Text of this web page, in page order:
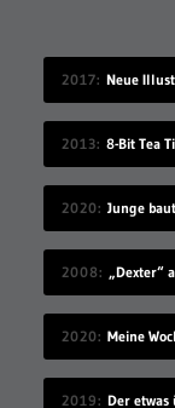
2017 Neue
2013 8-Bit Tea
2020
2008 „Dexter“
2020 Meine
2019